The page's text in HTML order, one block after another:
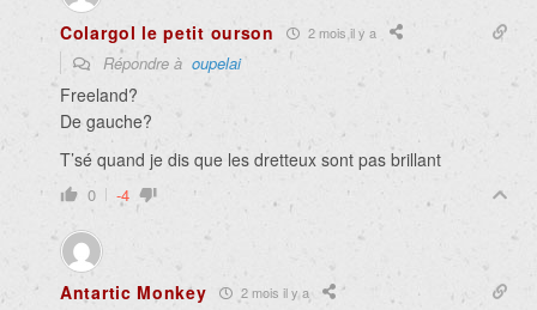
Colargol le petit ourson 2 mois il y a
Répondre à oupelai
Freeland?
De gauche?
T’sé quand je dis que les dretteux sont pas brillant
0 -4
Antartic Monkey 2 mois il y a